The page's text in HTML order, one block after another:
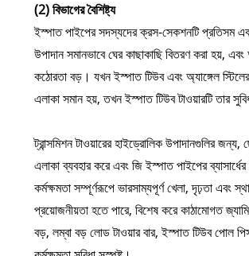
(2) বিভাগের বৈশিষ্ট্য
ইস্পাত পাইপের সদস্যদের ক্রস-সেকশনটি প্রতিসম
উপাদান সমানভাবে ঘের কাছাকাছি বিতরণ করা হয়,
কঠোরতা বড়। যখন ইস্পাত টিউব এবং অ্যাঙ্গেল
এলাকা সমান হয়, তখন ইস্পাত টিউব টাওয়ারটি তার
ট্রান্সমিশন টাওয়ারের হাইড্রোলিক উপাদানগুলির জন্য,
এলাকা ব্যবহার করে এবং জি ইস্পাত পাইপের ব্যাসার্ধের
কর্মক্ষমতা সম্পূর্ণরূপে ভারসাম্যপূর্ণ খেলা, দৃঢ়তা এবং
প্রয়োজনীয়তা হতে পারে, বিশেষ করে কাঠামোগত
বড়, লম্বা বড় লোড টাওয়ার বার, ইস্পাত টিউব পোল